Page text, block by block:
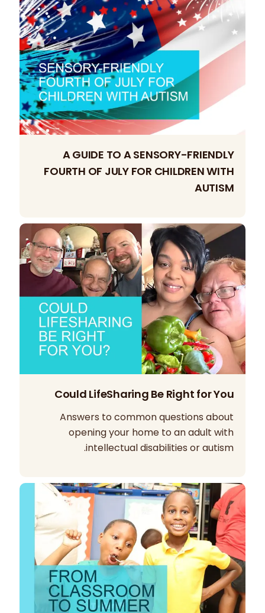
A GUIDE TO A SENSORY-FRIENDLY
FOURTH OF JULY FOR CHILDREN WITH
AUTISM
Could LifeSharing Be Right for You
Answers to common questions about
opening your home to an adult with
intellectual disabilities or autism.